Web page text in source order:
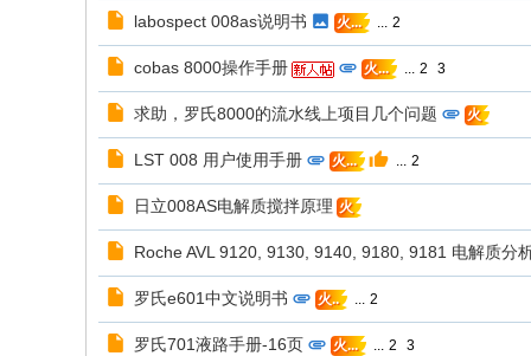
labospect 008as说明书 火... ... 2
cobas 8000操作手册 火... ... 2 3
求助，罗氏8000的流水线上项目几个问题 火
LST 008 用户使用手册 火... ... 2
日立008AS电解质搅拌原理 火
Roche AVL 9120, 9130, 9140, 9180, 9181 电解质分
罗氏e601中文说明书 火.. ... 2
罗氏701液路手册-16页 火... ... 2 3